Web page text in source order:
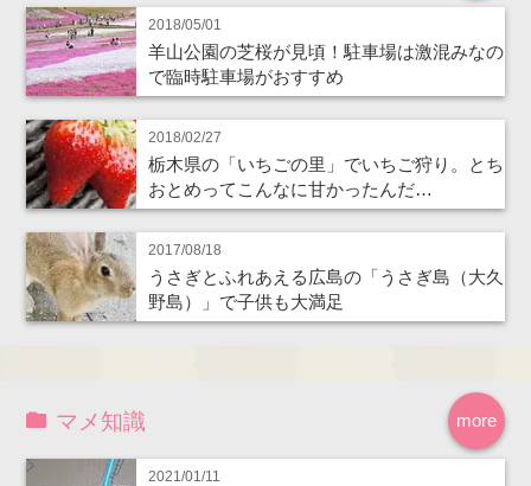
2018/05/01
羊山公園の芝桜が見頃！駐車場は激混みなの
で臨時駐車場がおすすめ
2018/02/27
栃木県の「いちごの里」でいちご狩り。とち
おとめってこんなに甘かったんだ…
2017/08/18
うさぎとふれあえる広島の「うさぎ島（大久
野島）」で子供も大満足
more
マメ知識
2021/01/11